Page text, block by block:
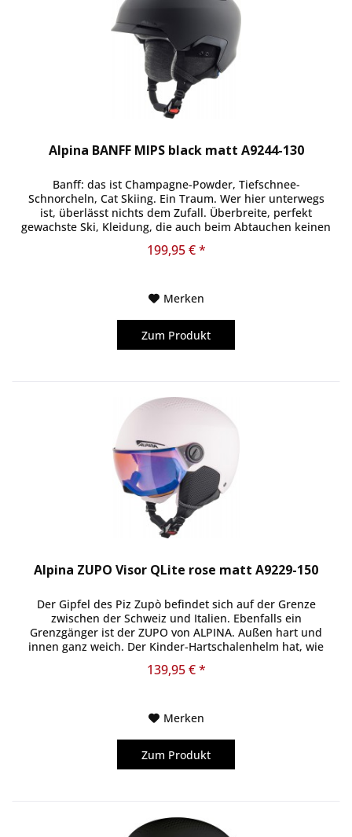
Alpina BANFF MIPS black matt A9244-130
Banff: das ist Champagne-Powder, Tiefschnee-
Schnorcheln, Cat Skiing. Ein Traum. Wer hier unterwegs
ist, überlässt nichts dem Zufall. Überbreite, perfekt
gewachste Ski, Kleidung, die auch beim Abtauchen keinen
199,95 € *
Merken
Zum Produkt
Alpina ZUPO Visor QLite rose matt A9229-150
Der Gipfel des Piz Zupò befindet sich auf der Grenze
zwischen der Schweiz und Italien. Ebenfalls ein
Grenzgänger ist der ZUPO von ALPINA. Außen hart und
innen ganz weich. Der Kinder-Hartschalenhelm hat, wie
139,95 € *
Merken
Zum Produkt